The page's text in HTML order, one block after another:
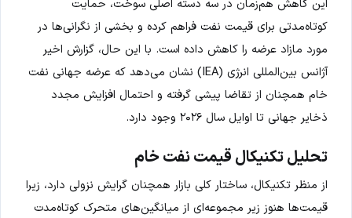
این کاهش هم‌زمان در سه دسته اصلی سوخت، حمایت
کوتاه‌مدتی برای قیمت نفت فراهم کرده و بخشی از نگرانی‌ها در
مورد مازاد عرضه را کاهش داده است. با این حال، گزارش اخیر
آژانس بین‌المللی انرژی (IEA) نشان می‌دهد که عرضه جهانی نفت
خام همچنان از تقاضا پیشی گرفته و احتمال افزایش مجدد
ذخایر جهانی تا اوایل سال ۲۰۲۶ وجود دارد.
تحلیل تکنیکال قیمت نفت خام
از منظر تکنیکال، ساختار کلی بازار همچنان گرایش نزولی دارد، زیرا
قیمت‌ها هنوز زیر مجموعه‌ای از میانگین‌های متحرک کوتاه‌مدت